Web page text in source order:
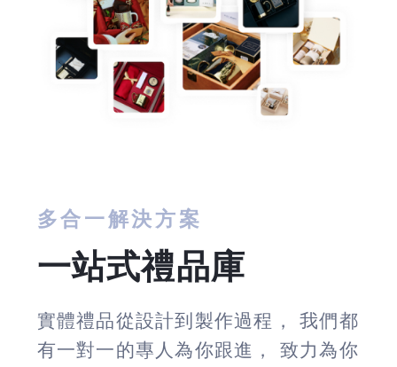
多合一解決方案
一站式禮品庫
實體禮品從設計到製作過程， 我們都
有一對一的專人為你跟進， 致力為你